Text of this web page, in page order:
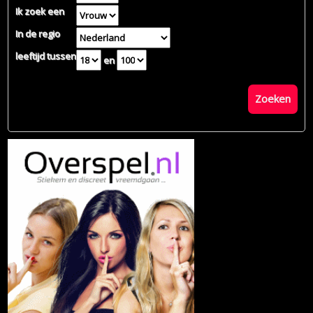
Ik zoek een
In de regio
leeftijd tussen
en
Zoeken